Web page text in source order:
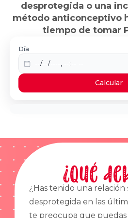
desprotegida o una
método anticonceptivo
tiempo de tomar
Día
Calcular
¿Qué
¿Has tenido una relación
desprotegida en las
te preocupa que